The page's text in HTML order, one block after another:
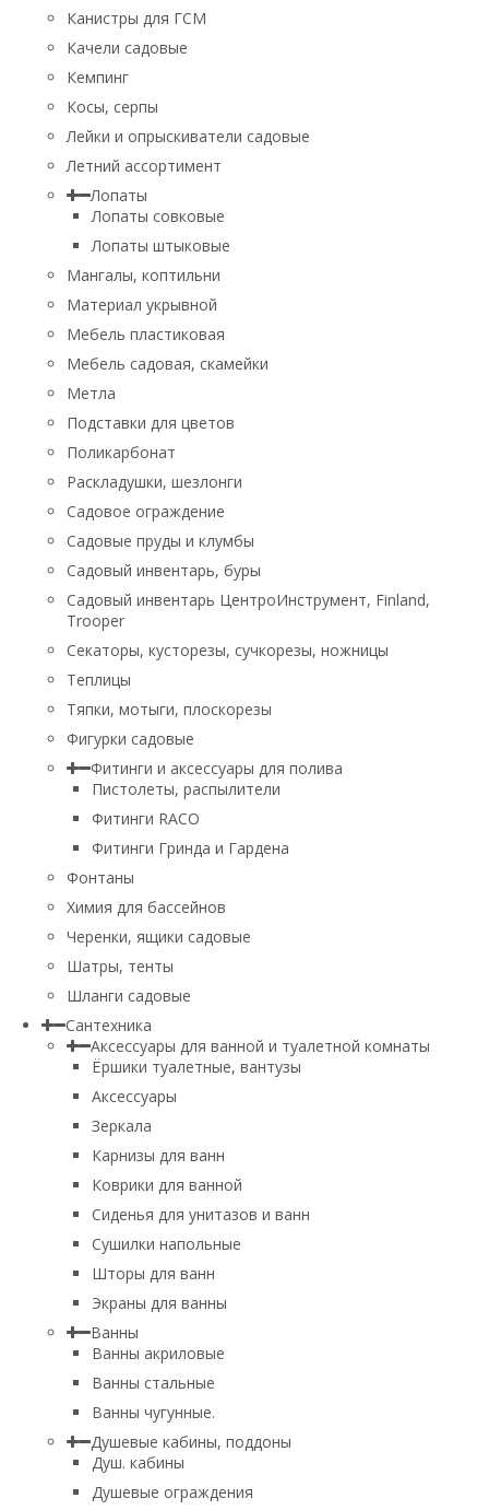
Канистры для ГСМ
Качели садовые
Кемпинг
Косы, серпы
Лейки и опрыскиватели садовые
Летний ассортимент
Лопаты
Лопаты совковые
Лопаты штыковые
Мангалы, коптильни
Материал укрывной
Мебель пластиковая
Мебель садовая, скамейки
Метла
Подставки для цветов
Поликарбонат
Раскладушки, шезлонги
Садовое ограждение
Садовые пруды и клумбы
Садовый инвентарь, буры
Садовый инвентарь ЦентроИнструмент, Finland,
Trooper
Секаторы, кусторезы, сучкорезы, ножницы
Теплицы
Тяпки, мотыги, плоскорезы
Фигурки садовые
Фитинги и аксессуары для полива
Пистолеты, распылители
Фитинги RACO
Фитинги Гринда и Гардена
Фонтаны
Химия для бассейнов
Черенки, ящики садовые
Шатры, тенты
Шланги садовые
Сантехника
Аксессуары для ванной и туалетной комнаты
Ёршики туалетные, вантузы
Аксессуары
Зеркала
Карнизы для ванн
Коврики для ванной
Сиденья для унитазов и ванн
Сушилки напольные
Шторы для ванн
Экраны для ванны
Ванны
Ванны акриловые
Ванны стальные
Ванны чугунные.
Душевые кабины, поддоны
Душ. кабины
Душевые ограждения